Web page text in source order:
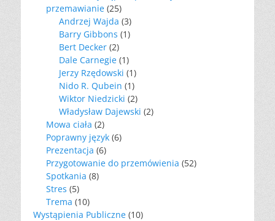
przemawianie (25)
Andrzej Wajda (3)
Barry Gibbons (1)
Bert Decker (2)
Dale Carnegie (1)
Jerzy Rzędowski (1)
Nido R. Qubein (1)
Wiktor Niedzicki (2)
Władysław Dajewski (2)
Mowa ciała (2)
Poprawny język (6)
Prezentacja (6)
Przygotowanie do przemówienia (52)
Spotkania (8)
Stres (5)
Trema (10)
Wystąpienia Publiczne (10)